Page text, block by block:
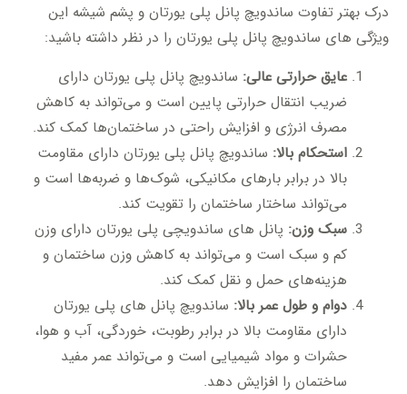
درک بهتر تفاوت ساندویچ پانل پلی یورتان و پشم شیشه این
ویژگی های ساندویچ پانل پلی یورتان را در نظر داشته باشید:
عایق حرارتی عالی: ساندویچ پانل پلی یورتان دارای
ضریب انتقال حرارتی پایین است و می‌تواند به کاهش
مصرف انرژی و افزایش راحتی در ساختمان‌ها کمک کند.
استحکام بالا: ساندویچ پانل پلی یورتان دارای مقاومت
بالا در برابر بارهای مکانیکی، شوک‌ها و ضربه‌ها است و
می‌تواند ساختار ساختمان را تقویت کند.
سبک وزن: پانل های ساندویچی پلی یورتان دارای وزن
کم و سبک است و می‌تواند به کاهش وزن ساختمان و
هزینه‌های حمل و نقل کمک کند.
دوام و طول عمر بالا: ساندویچ پانل های پلی یورتان
دارای مقاومت بالا در برابر رطوبت، خوردگی، آب و هوا،
حشرات و مواد شیمیایی است و می‌تواند عمر مفید
ساختمان را افزایش دهد.